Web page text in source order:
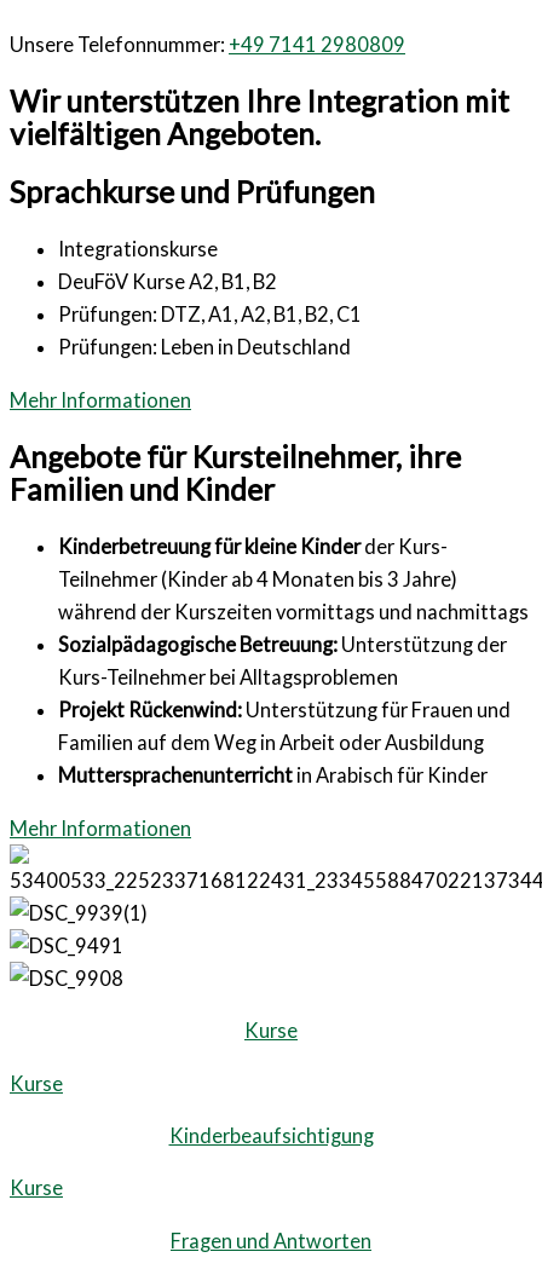
Unsere Telefonnummer: +49 7141 2980809
Wir unterstützen Ihre Integration mit
vielfältigen Angeboten.
Sprachkurse und Prüfungen
Integrationskurse
DeuFöV Kurse A2, B1, B2
Prüfungen: DTZ, A1, A2, B1, B2, C1
Prüfungen: Leben in Deutschland
Mehr Informationen
Angebote für Kursteilnehmer, ihre
Familien und Kinder
Kinderbetreuung für kleine Kinderder Kurs-
Teilnehmer (Kinder ab 4 Monaten bis 3 Jahre)
während der Kurszeiten vormittags und nachmittags
Sozialpädagogische Betreuung: Unterstützung der
Kurs-Teilnehmer bei Alltagsproblemen
Projekt Rückenwind: Unterstützung für Frauen und
Familien auf dem Weg in Arbeit oder Ausbildung
Muttersprachenunterricht in Arabisch für Kinder
Mehr Informationen
Kurse
Kurse
Kinderbeaufsichtigung
Kurse
Fragen und Antworten